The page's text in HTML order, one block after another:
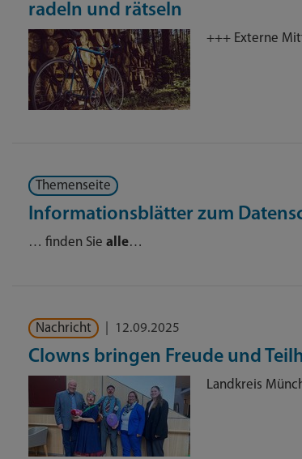
radeln und rätseln
+++ Externe
Themenseite
Informationsblätter zum
… finden Sie alle…
Nachricht 12.09.2025
Clowns bringen Freude und
Landkreis